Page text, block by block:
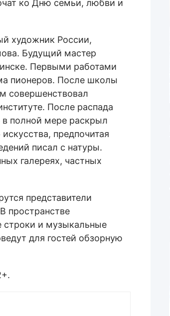
ко Дню семьи, любви и
художник России,
Будущий мастер
Первыми работами
пионеров. После школы
совершенствовал
После распада
в полной мере раскрыл
предпочитая
писал с натуры.
галереях, частных
представители
пространстве
строки и музыкальные
для гостей обзорную